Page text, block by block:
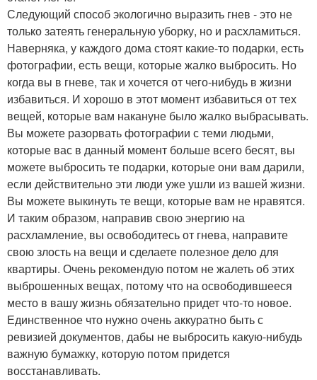
Следующий способ экологично выразить гнев - это не
только затеять генеральную уборку, но и расхламиться.
Наверняка, у каждого дома стоят какие-то подарки, есть
фотографии, есть вещи, которые жалко выбросить. Но
когда вы в гневе, так и хочется от чего-нибудь в жизни
избавиться. И хорошо в этот момент избавиться от тех
вещей, которые вам накануне было жалко выбрасывать.
Вы можете разорвать фотографии с теми людьми,
которые вас в данный момент больше всего бесят, вы
можете выбросить те подарки, которые они вам дарили,
если действительно эти люди уже ушли из вашей жизни.
Вы можете выкинуть те вещи, которые вам не нравятся.
И таким образом, направив свою энергию на
расхламление, вы освободитесь от гнева, направите
свою злость на вещи и сделаете полезное дело для
квартиры. Очень рекомендую потом не жалеть об этих
выброшенных вещах, потому что на освободившееся
место в вашу жизнь обязательно придет что-то новое.
Единственное что нужно очень аккуратно быть с
ревизией документов, дабы не выбросить какую-нибудь
важную бумажку, которую потом придется
восстанавливать.